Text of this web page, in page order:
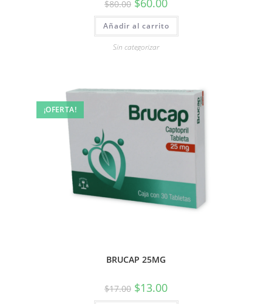
$80.00 $60.00
Añadir al carrito
Sin categorizar
¡OFERTA!
BRUCAP 25MG
$17.00 $13.00